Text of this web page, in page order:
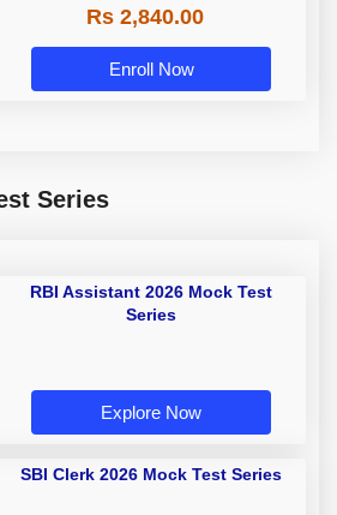
Rs 2,840.00
Enroll Now
Series
RBI Assistant 2026 Mock Test
Series
Explore Now
SBI Clerk 2026 Mock Test Series